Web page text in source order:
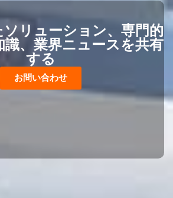
リューション、専門的
識、業界ニュースを共有
する
お問い合わせ